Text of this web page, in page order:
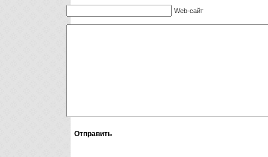
Web-сайт